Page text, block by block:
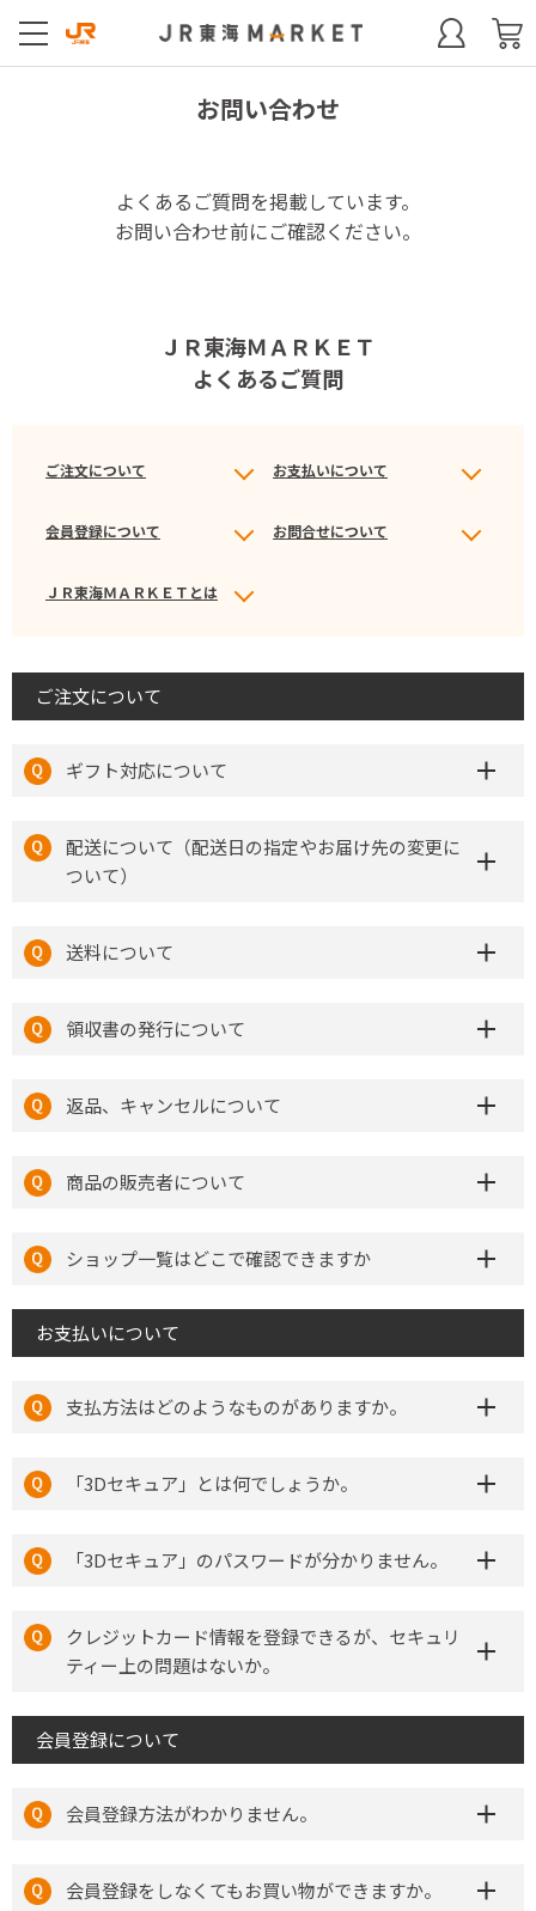
お問い合わせ
よくあるご質問を掲載しています。
お問い合わせ前にご確認ください。
ＪＲ東海ＭＡＲＫＥＴ
よくあるご質問
ご注文について お支払いについて
会員登録について お問合せについて
ＪＲ東海ＭＡＲＫＥＴとは
ご注文について
ギフト対応について
配送について（配送日の指定やお届け先の変更に
ついて）
送料について
領収書の発行について
返品、キャンセルについて
商品の販売者について
ショップ一覧はどこで確認できますか
お支払いについて
支払方法はどのようなものがありますか。
「3Dセキュア」とは何でしょうか。
「3Dセキュア」のパスワードが分かりません。
クレジットカード情報を登録できるが、セキュリ
ティー上の問題はないか。
会員登録について
会員登録方法がわかりません。
会員登録をしなくてもお買い物ができますか。